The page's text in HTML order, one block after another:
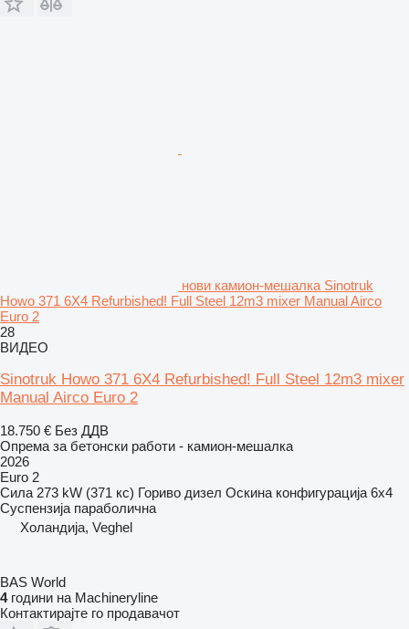
нови камион-мешалка Sinotruk
Howo 371 6X4 Refurbished! Full Steel 12m3 mixer Manual Airco
Euro 2
28
ВИДЕО
Sinotruk Howo 371 6X4 Refurbished! Full Steel 12m3 mixer
Manual Airco Euro 2
18.750 € Без ДДВ
Опрема за бетонски работи - камион-мешалка
2026
Euro 2
Сила 273 kW (371 кс) Гориво дизел Оскина конфигурација 6x4
Суспензија параболична
Холандија, Veghel
BAS World
4години на Machineryline
Контактирајте го продавачот